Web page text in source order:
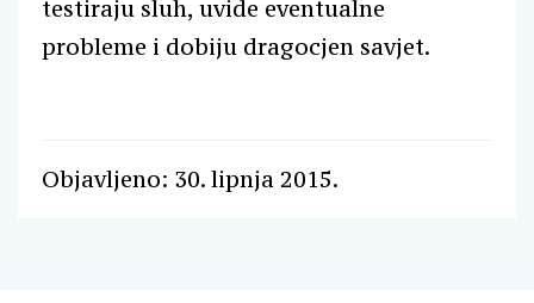
testiraju sluh, uvide eventualne
probleme i dobiju dragocjen savjet.
Objavljeno: 30. lipnja 2015.